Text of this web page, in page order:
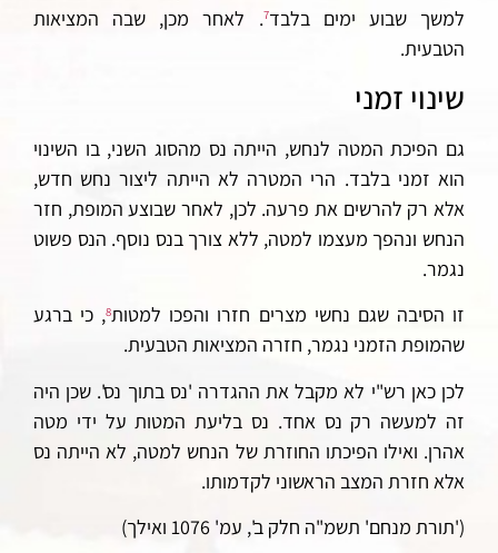
למשך שבוע ימים בלבד7. לאחר מכן, שבה המציאות
הטבעית.
שינוי זמני
גם הפיכת המטה לנחש, הייתה נס מהסוג השני, בו השינוי
הוא זמני בלבד. הרי המטרה לא הייתה ליצור נחש חדש,
אלא רק להרשים את פרעה. לכן, לאחר שבוצע המופת, חזר
הנחש ונהפך מעצמו למטה, ללא צורך בנס נוסף. הנס פשוט
נגמר.
זו הסיבה שגם נחשי מצרים חזרו והפכו למטות8, כי ברגע
שהמופת הזמני נגמר, חזרה המציאות הטבעית.
לכן כאן רש"י לא מקבל את ההגדרה 'נס בתוך נס'. שכן היה
זה למעשה רק נס אחד. נס בליעת המטות על ידי מטה
אהרן. ואילו הפיכתו החוזרת של הנחש למטה, לא הייתה נס
אלא חזרת המצב הראשוני לקדמותו.
('תורת מנחם' תשמ"ה חלק ב', עמ' 1076 ואילך)